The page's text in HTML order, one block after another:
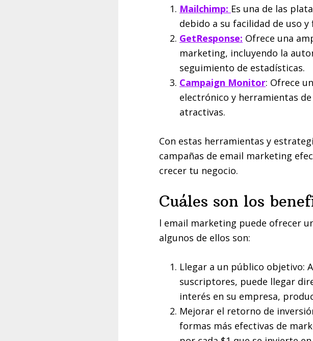
Mailchimp: Es una de las
debido a su facilidad de uso y
GetResponse: Ofrece una
marketing, incluyendo la
seguimiento de estadísticas.
Campaign Monitor: Ofrece
electrónico y herramientas
atractivas.
Con estas herramientas y
campañas de email marketing
crecer tu negocio.
Cuáles son los
l email marketing puede ofrecer
algunos de ellos son:
Llegar a un público objetivo:
suscriptores, puede llegar
interés en su empresa,
Mejorar el retorno de
formas más efectivas de